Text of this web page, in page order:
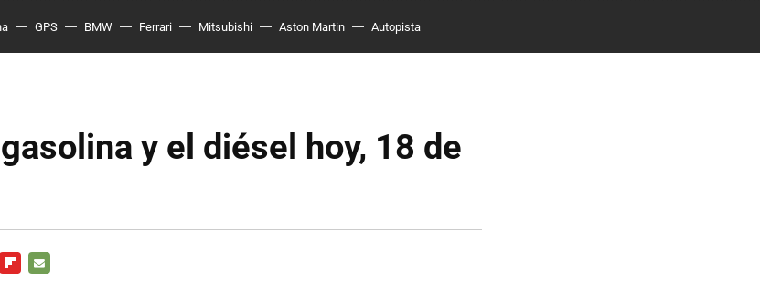
GPS BMW Ferrari Mitsubishi Aston Martin Autopista
y el diésel hoy, 18 de